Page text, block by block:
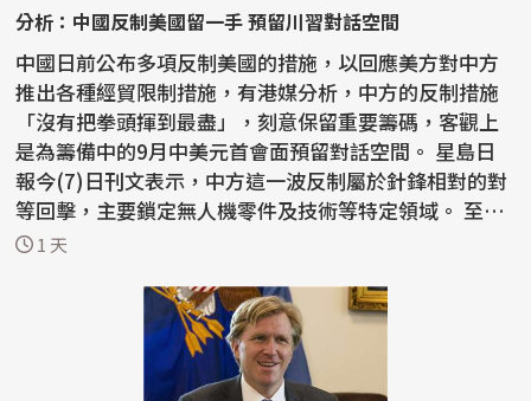
分析：中國反制美國留一手 預留川習對話空間
中國日前公布多項反制美國的措施，以回應美方對中方
推出各種經貿限制措施，有港媒分析，中方的反制措施
「沒有把拳頭揮到最盡」，刻意保留重要籌碼，客觀上
是為籌備中的9月中美元首會面預留對話空間。 星島日
報今(7)日刊文表示，中方這一波反制屬於針鋒相對的對
等回擊，主要鎖定無人機零件及技術等特定領域。 至於
稀土...
1 天